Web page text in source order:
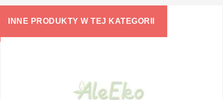
INNE PRODUKTY W TEJ KATEGORII